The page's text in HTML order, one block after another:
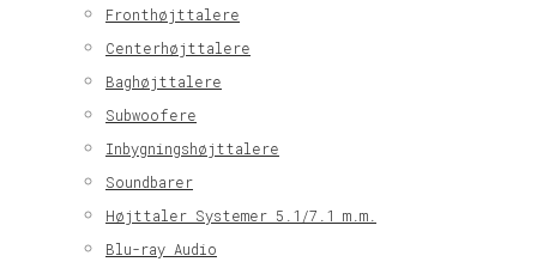
Fronthøjttalere
Centerhøjttalere
Baghøjttalere
Subwoofere
Inbygningshøjttalere
Soundbarer
Højttaler Systemer 5.1/7.1 m.m.
Blu-ray Audio